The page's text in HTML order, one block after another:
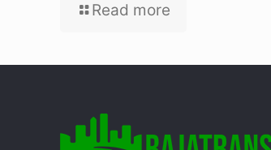
Read more